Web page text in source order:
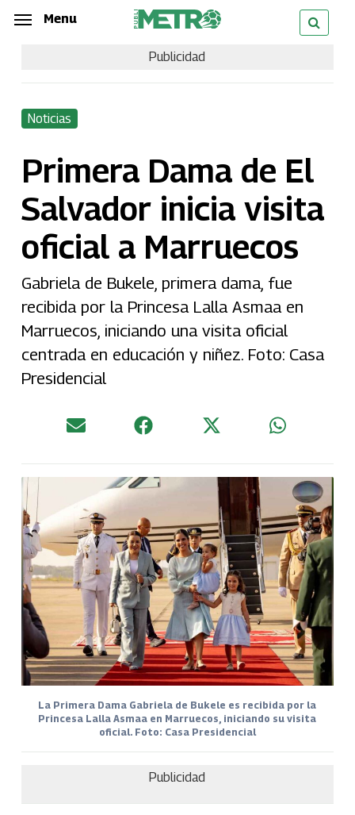
Skip
content
Menu
Publicidad
Noticias
Primera Dama de El
Salvador inicia visita
oficial a Marruecos
Gabriela de Bukele, primera dama, fue
recibida por la Princesa Lalla Asmaa en
Marruecos, iniciando una visita oficial
centrada en educación y niñez. Foto: Casa
Presidencial
La Primera Dama Gabriela de Bukele es recibida por la
Princesa Lalla Asmaa en Marruecos, iniciando su visita
oficial. Foto: Casa Presidencial
Publicidad
Menu